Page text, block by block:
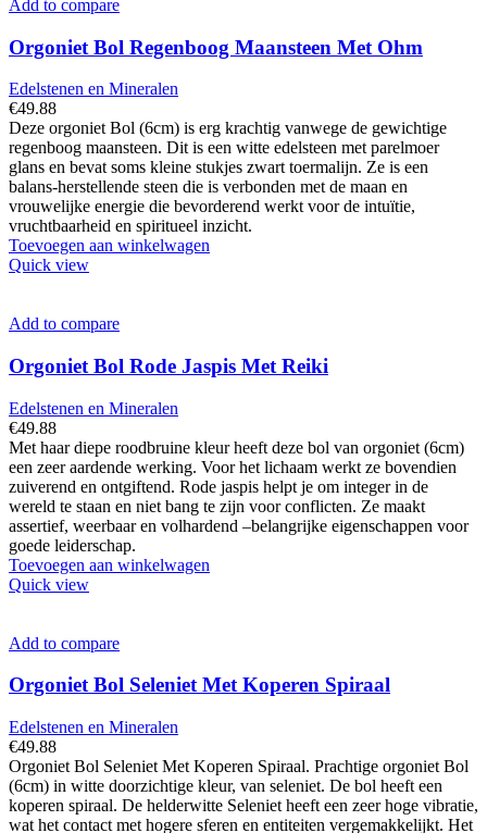
Add to compare
Orgoniet Bol Regenboog Maansteen Met Ohm
Edelstenen en Mineralen
€49.88
Deze orgoniet Bol (6cm) is erg krachtig vanwege de gewichtige
regenboog maansteen. Dit is een witte edelsteen met parelmoer
glans en bevat soms kleine stukjes zwart toermalijn. Ze is een
balans-herstellende steen die is verbonden met de maan en
vrouwelijke energie die bevorderend werkt voor de intuïtie,
vruchtbaarheid en spiritueel inzicht.
Toevoegen aan winkelwagen
Quick view
Add to compare
Orgoniet Bol Rode Jaspis Met Reiki
Edelstenen en Mineralen
€49.88
Met haar diepe roodbruine kleur heeft deze bol van orgoniet (6cm)
een zeer aardende werking. Voor het lichaam werkt ze bovendien
zuiverend en ontgiftend. Rode jaspis helpt je om integer in de
wereld te staan en niet bang te zijn voor conflicten. Ze maakt
assertief, weerbaar en volhardend –belangrijke eigenschappen voor
goede leiderschap.
Toevoegen aan winkelwagen
Quick view
Add to compare
Orgoniet Bol Seleniet Met Koperen Spiraal
Edelstenen en Mineralen
€49.88
Orgoniet Bol Seleniet Met Koperen Spiraal. Prachtige orgoniet Bol
(6cm) in witte doorzichtige kleur, van seleniet. De bol heeft een
koperen spiraal. De helderwitte Seleniet heeft een zeer hoge vibratie,
wat het contact met hogere sferen en entiteiten vergemakkelijkt. Het